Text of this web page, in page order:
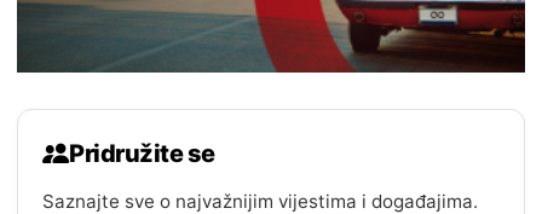
Pridružite se
Saznajte sve o najvažnijim vijestima i događajima.